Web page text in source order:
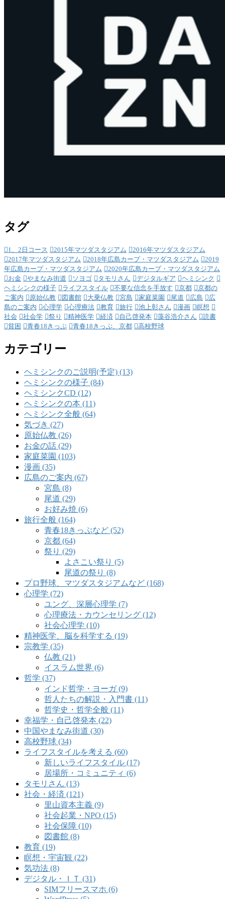
タグ
1、2日コース 2015年マツダスタジアム
2016年マツダスタジアム
2017年マツダスタジアム
2018年広島カープ・マツダスタジアム
2019
年広島カープ・マツダスタジアム
2020年広島カープ・マツダスタジアム
お金
やまなみ街道 ソヨゴ タモリさん デジタルギア
ヘミシンク
ヘミシンクの様子
ライフスタイル 不要な信念を手放す 京都
京都の
ご案内
原始仏教 図書館 大乗仏教 宮島 家庭菜園 尾道 広島
広
島のご案内
心理学 心理療法 教育 旅行 池上彰さん 漫画
瞑想
社会
社会学 祭り 精神医学 経済 自己啓発本 藻谷浩介さん
読書
貧困
青春18きっぷ 青春18きっぷ、京都 高校野球
カテゴリー
ヘミシンクのご説明(予定) (13)
ヘミシンクの様子 (84)
ヘミシンクCD (12)
ヘミシンクの本 (11)
ヘミシンク全般 (64)
気づき (27)
原始仏教 (26)
お金の話 (29)
家庭菜園 (103)
漫画 (35)
広島のご案内 (67)
宮島 (8)
尾道 (29)
お好み焼 (6)
旅行全般 (164)
青春18きっぷなど (52)
京都 (64)
祭り (29)
よさこい祭り (5)
尾道の祭り (8)
プロ野球、マツダスタジアムなど (168)
心理学 (72)
ユング、深層心理学 (7)
心理療法・カウンセリング (12)
社会心理学 (10)
精神医学、脳を科学する (19)
宗教学 (35)
仏教 (21)
イスラム世界 (6)
哲学 (37)
インド哲学・ヨーガ (9)
哲人たちの解説・入門書 (11)
哲学史・哲学全般 (11)
幸福学・自己啓発本 (22)
中国やまなみ街道 (30)
高校野球 (34)
ライフスタイルを考える (60)
新しいライフスタイル (17)
居場所・コミュニティ (6)
タモリさん (13)
社会・経済 (121)
里山資本主義 (9)
社会起業・NPO (15)
社会保障 (10)
図書館 (8)
教育 (19)
瞑想・宇宙観 (22)
気功法 (8)
デジタル・ＩＴ (31)
SIMフリースマホ (6)